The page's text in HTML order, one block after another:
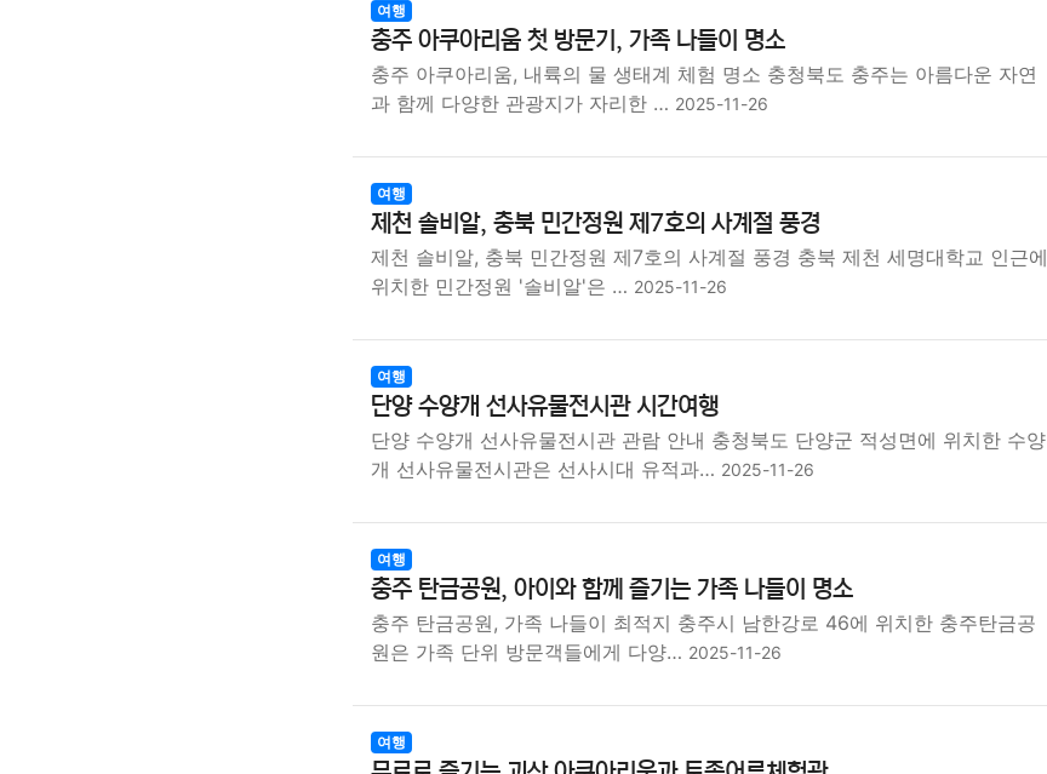
여행
충주 아쿠아리움 첫 방문기, 가족 나들이 명소
충주 아쿠아리움, 내륙의 물 생태계 체험 명소 충청북도 충주는 아름다운 자연
과 함께 다양한 관광지가 자리한 … 2025-11-26
여행
제천 솔비알, 충북 민간정원 제7호의 사계절 풍경
제천 솔비알, 충북 민간정원 제7호의 사계절 풍경 충북 제천 세명대학교 인근에
위치한 민간정원 '솔비알'은 … 2025-11-26
여행
단양 수양개 선사유물전시관 시간여행
단양 수양개 선사유물전시관 관람 안내 충청북도 단양군 적성면에 위치한 수양
개 선사유물전시관은 선사시대 유적과… 2025-11-26
여행
충주 탄금공원, 아이와 함께 즐기는 가족 나들이 명소
충주 탄금공원, 가족 나들이 최적지 충주시 남한강로 46에 위치한 충주탄금공
원은 가족 단위 방문객들에게 다양… 2025-11-26
여행